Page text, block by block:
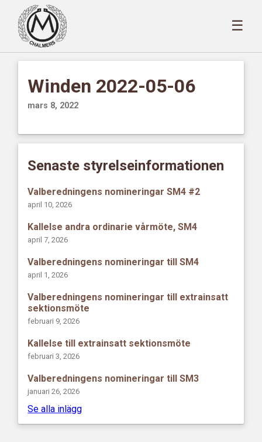
☰
Winden 2022-05-06
mars 8, 2022
Senaste styrelseinformationen
Valberedningens nomineringar SM4 #2
april 10, 2026
Kallelse andra ordinarie vårmöte, SM4
april 7, 2026
Valberedningens nomineringar till SM4
april 1, 2026
Valberedningens nomineringar till extrainsatt
sektionsmöte
februari 9, 2026
Kallelse till extrainsatt sektionsmöte
februari 3, 2026
Valberedningens nomineringar till SM3
januari 26, 2026
Se alla inlägg